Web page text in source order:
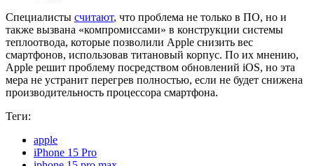
Специалисты считают, что проблема не только в ПО, но и
также вызвана «компромиссами» в конструкции системы
теплоотвода, которые позволили Apple снизить вес
смартфонов, использовав титановый корпус. По их мнению,
Apple решит проблему посредством обновлений iOS, но эта
мера не устранит перегрев полностью, если не будет снижена
производительность процессора смартфона.
Теги:
apple
iPhone 15 Pro